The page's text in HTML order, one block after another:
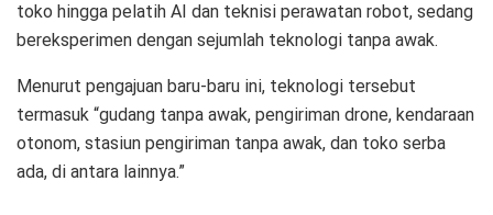
toko hingga pelatih AI dan teknisi perawatan robot, sedang
bereksperimen dengan sejumlah teknologi tanpa awak.
Menurut pengajuan baru-baru ini, teknologi tersebut
termasuk “gudang tanpa awak, pengiriman drone, kendaraan
otonom, stasiun pengiriman tanpa awak, dan toko serba
ada, di antara lainnya.”